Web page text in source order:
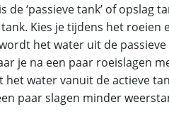
‘passieve tank’ of opslag
Kies je tijdens het roeien
het water uit de
je na een paar roeislagen
water vanuit de actieve
paar slagen minder